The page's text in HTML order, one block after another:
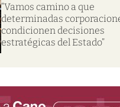
“Vamos camino a que
determinadas
condicionen decisiones
estratégicas del Estado”